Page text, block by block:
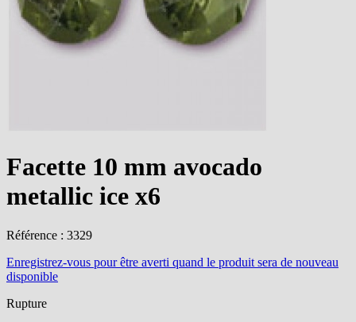
Facette 10 mm avocado
metallic ice x6
Référence : 3329
Enregistrez-vous pour être averti quand le produit sera de nouveau
disponible
Rupture